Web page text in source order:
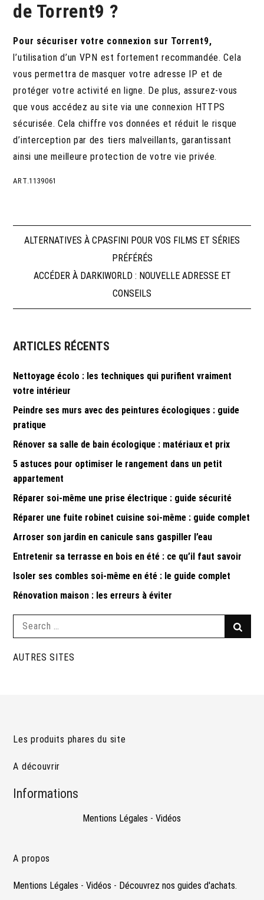
de Torrent9 ?
Pour sécuriser votre connexion sur Torrent9,
l’utilisation d’un VPN est fortement recommandée. Cela
vous permettra de masquer votre adresse IP et de
protéger votre activité en ligne. De plus, assurez-vous
que vous accédez au site via une connexion HTTPS
sécurisée. Cela chiffre vos données et réduit le risque
d’interception par des tiers malveillants, garantissant
ainsi une meilleure protection de votre vie privée.
ART.1139061
Navigation
de
l’article
ALTERNATIVES À CPASFINI POUR VOS FILMS ET SÉRIES
PRÉFÉRÉS
ACCÉDER À DARKIWORLD : NOUVELLE ADRESSE ET
CONSEILS
ARTICLES RÉCENTS
Nettoyage écolo : les techniques qui purifient vraiment
votre intérieur
Peindre ses murs avec des peintures écologiques : guide
pratique
Rénover sa salle de bain écologique : matériaux et prix
5 astuces pour optimiser le rangement dans un petit
appartement
Réparer soi-même une prise électrique : guide sécurité
Réparer une fuite robinet cuisine soi-même : guide complet
Arroser son jardin en canicule sans gaspiller l’eau
Entretenir sa terrasse en bois en été : ce qu’il faut savoir
Isoler ses combles soi-même en été : le guide complet
Rénovation maison : les erreurs à éviter
Search
AUTRES SITES
Les produits phares du site
A découvrir
Informations
Mentions Légales -Vidéos
A propos
Mentions Légales -Vidéos - Découvrez nos guides d'achats.